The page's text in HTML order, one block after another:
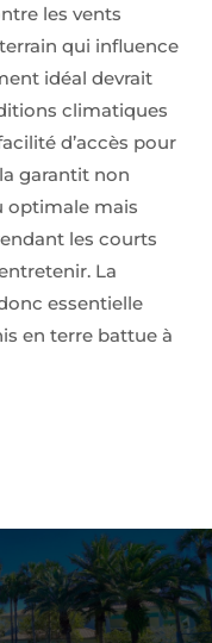
les vents
qui influence
idéal devrait
climatiques
d’accès pour
garantit non
optimale mais
les courts
La
essentielle
en terre battue à